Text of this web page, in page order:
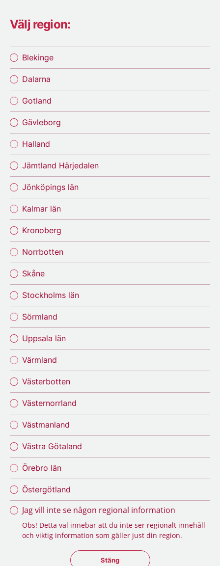
Välj region:
Blekinge
Dalarna
Gotland
Gävleborg
Halland
Jämtland Härjedalen
Jönköpings län
Kalmar län
Kronoberg
Norrbotten
Skåne
Stockholms län
Sörmland
Uppsala län
Värmland
Västerbotten
Västernorrland
Västmanland
Västra Götaland
Örebro län
Östergötland
Jag vill inte se någon regional information
Obs! Detta val innebär att du inte ser regionalt innehåll
och viktig information som gäller just din region.
Stäng regionsväljaren
Stäng